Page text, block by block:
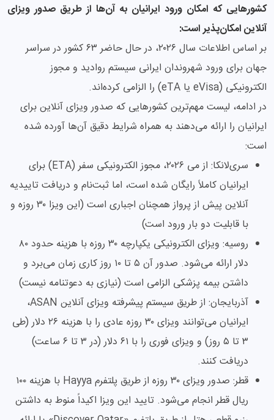
کشورهایی که امکان ورود ایرانیان به آن‌ها از طریق صدور ویزای
آنلاین امکان‌پذیر است:
بر اساس اطلاعات سال ۲۰۲۶، در حال حاضر ۶۳ کشور در سراسر
جهان برای ورود شهروندان ایرانی سیستم روادید و مجوز
الکترونیکی (eVisa یا eTA) را الزامی کرده‌اند.
در ادامه، لیست مهم‌ترین کشورهایی که صدور ویزای آنلاین برای
ایرانیان را ارائه می‌دهند به همراه شرایط دقیق آن‌ها آورده شده
است:
سری‌لانکا: از می‌ ۲۰۲۶، مجوز الکترونیکی سفر (ETA) برای
ایرانیان کاملاً رایگان شده است، اما ثبت‌نام و دریافت تاییدیه
آنلاین پیش از پرواز همچنان اجباری است (این ویزا ۳۰ روزه و
با قابلیت دو بار ورود است)
روسیه: ویزای الکترونیکی یکپارچه ۳۰ روزه با هزینه حدود ۸۰
دلار ارائه می‌شود. صدور آن ۵ تا ۱۰ روز کاری زمان می‌برد و
داشتن بیمه پزشکی الزامی است (نیازی به دعوتنامه نیست)
آذربایجان: از طریق سیستم پیشرفته ویزای آنلاین ASAN،
ایرانیان می‌توانند ویزای ۳۰ روزه عادی را با هزینه ۲۶ دلار (طی
۳ تا ۵ روز) و ویزای فوری را با ۶۱ دلار (در ۳ تا ۶ ساعت)
دریافت کنند.
قطر: صدور ویزای ۳۰ روزه از طریق پلتفرم Hayya با هزینه ۱۰۰
ریال قطر انجام می‌شود. تایید این ویزا اکیداً منوط به داشتن